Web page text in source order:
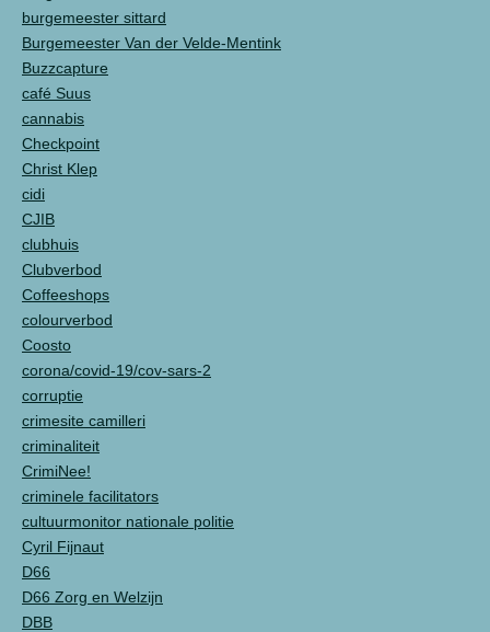
burgemeester sittard
Burgemeester Van der Velde-Mentink
Buzzcapture
café Suus
cannabis
Checkpoint
Christ Klep
cidi
CJIB
clubhuis
Clubverbod
Coffeeshops
colourverbod
Coosto
corona/covid-19/cov-sars-2
corruptie
crimesite camilleri
criminaliteit
CrimiNee!
criminele facilitators
cultuurmonitor nationale politie
Cyril Fijnaut
D66
D66 Zorg en Welzijn
DBB